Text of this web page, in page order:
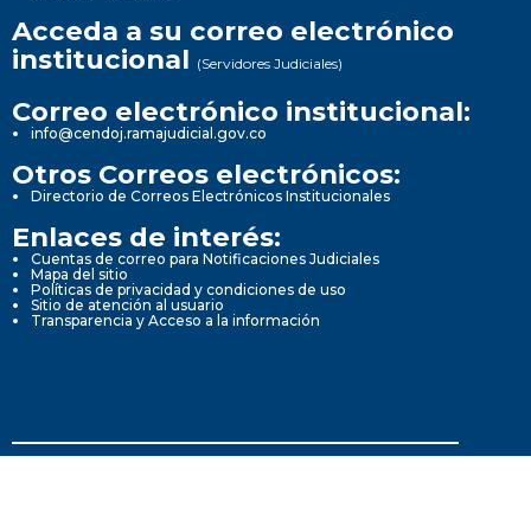
Acceda a su correo electrónico
institucional (Servidores Judiciales)
Correo electrónico institucional:
info@cendoj.ramajudicial.gov.co
Otros Correos electrónicos:
Directorio de Correos Electrónicos Institucionales
Enlaces de interés:
Cuentas de correo para Notificaciones Judiciales
Mapa del sitio
Políticas de privacidad y condiciones de uso
Sitio de atención al usuario
Transparencia y Acceso a la información